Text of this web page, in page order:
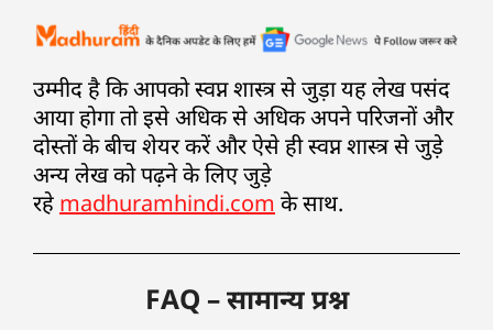
उम्मीद है कि आपको स्वप्न शास्त्र से जुड़ा यह लेख पसंद
आया होगा तो इसे अधिक से अधिक अपने परिजनों और
दोस्तों के बीच शेयर करें और ऐसे ही स्वप्न शास्त्र से जुड़े
अन्य लेख को पढ़ने के लिए जुड़े
रहे madhuramhindi.com के साथ.
FAQ – सामान्य प्रश्न